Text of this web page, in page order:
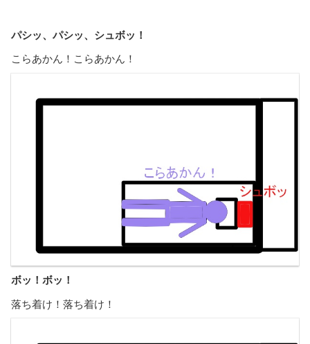
パシッ、パシッ、シュボッ！
こらあかん！こらあかん！
ボッ！ボッ！
落ち着け！落ち着け！